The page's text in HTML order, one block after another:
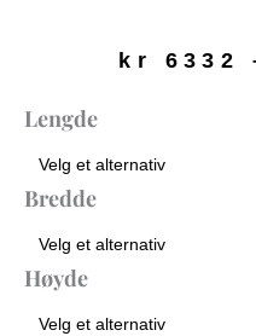
kr 6332
Lengde
Bredde
Høyde
ANT
Rektangulært
|
antall